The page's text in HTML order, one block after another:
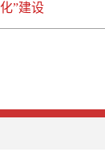
”建设